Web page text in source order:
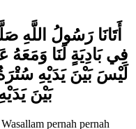
bin Ubaidillah, dari Al
أَتَانَا رَسُولُ
فِي بَادِيَةٍ لَنَا
لَيْسَ بَيْنَ يَدَيْهِ سُتْرَةٌ
بَيْنَ